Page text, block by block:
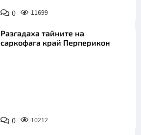
0 11699
Разгадаха тайните на
саркофага край Перперикон
0 10212